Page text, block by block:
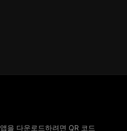
앱을 다운로드하려면 QR 코드